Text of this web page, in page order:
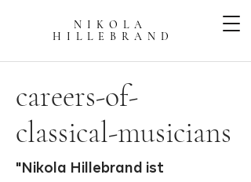
NIKOLA
HILLEBRAN D
careers-of-
classical-musicians
"Nikola Hillebrand ist